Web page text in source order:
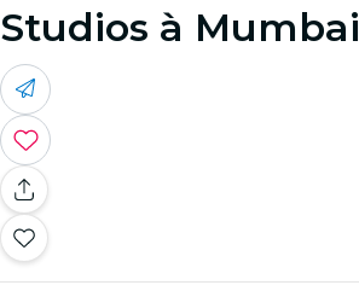
Studios à Mumbai